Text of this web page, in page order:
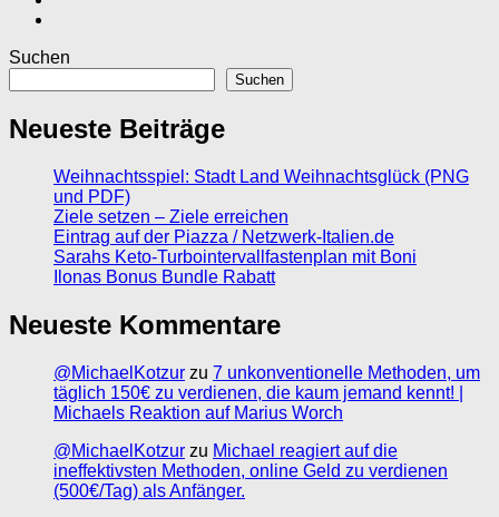
Suchen
Suchen
Neueste Beiträge
Weihnachtsspiel: Stadt Land Weihnachtsglück (PNG
und PDF)
Ziele setzen – Ziele erreichen
Eintrag auf der Piazza / Netzwerk-Italien.de
Sarahs Keto-Turbointervallfastenplan mit Boni
Ilonas Bonus Bundle Rabatt
Neueste Kommentare
@MichaelKotzur zu 7 unkonventionelle Methoden, um
täglich 150€ zu verdienen, die kaum jemand kennt! |
Michaels Reaktion auf Marius Worch
@MichaelKotzur zu Michael reagiert auf die
ineffektivsten Methoden, online Geld zu verdienen
(500€/Tag) als Anfänger.